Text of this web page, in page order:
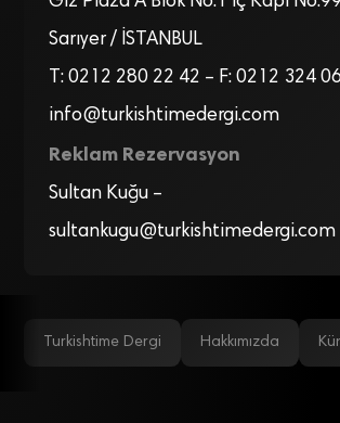
Sarıyer / İSTANBUL
T: 0212 280 22 42 – F: 0212 324
info@turkishtimedergi.com
Reklam Rezervasyon
Sultan Kuğu –
sultankugu@turkishtimedergi.com
Turkishtime Dergi Hakkımızda